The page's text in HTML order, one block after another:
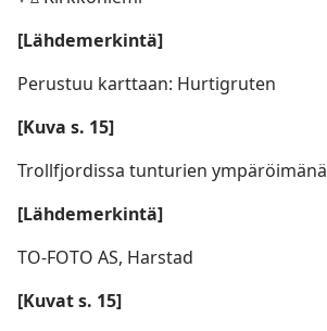
[Lähdemerkintä]
Perustuu karttaan: Hurtigruten
[Kuva s. 15]
Trollfjordissa tunturien ympäröimänä
[Lähdemerkintä]
TO-FOTO AS, Harstad
[Kuvat s. 15]